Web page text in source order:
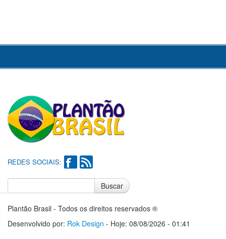
REDES SOCIAIS:
Buscar
Plantão Brasil - Todos os direitos reservados ®
Desenvolvido por: Rok Design - Hoje: 08/08/2026 - 01:41